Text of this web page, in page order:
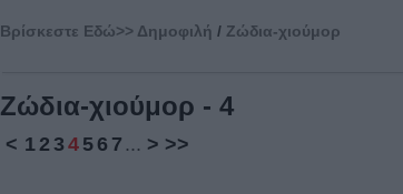
Βρίσκεστε Eδώ>> Δημοφιλή / Ζώδια-χιούμορ
Ζώδια-χιούμορ - 4
< 12 3 4 5 6 7 ... > >>